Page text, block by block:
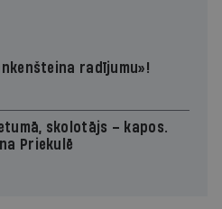
radījumu»!
skolotājs – kapos.
Priekulē